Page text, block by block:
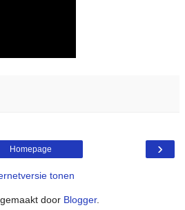
›
Homepage
tonen
door Blogger.